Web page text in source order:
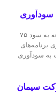
سودآوری
شرکت فرآورده‌های نسوز ایران در عملکرد سه‌ماهه به سود ۷۵
برنامه‌های
به سودآوری
در شرکت سیمان